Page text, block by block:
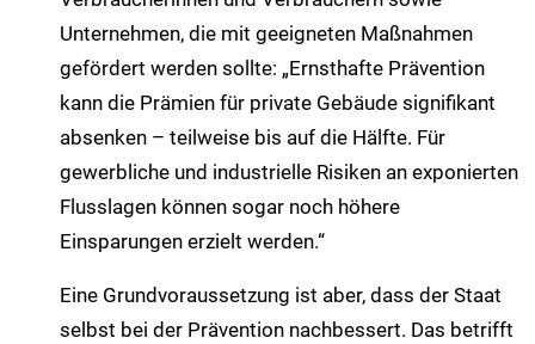
Unternehmen, die mit geeigneten Maßnahmen
gefördert werden sollte: „Ernsthafte Prävention
kann die Prämien für private Gebäude signifikant
absenken – teilweise bis auf die Hälfte. Für
gewerbliche und industrielle Risiken an exponierten
Flusslagen können sogar noch höhere
Einsparungen erzielt werden.“
Eine Grundvoraussetzung ist aber, dass der Staat
selbst bei der Prävention nachbessert. Das betrifft